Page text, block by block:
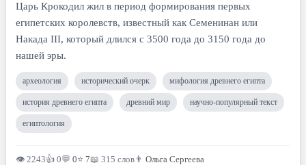
Царь Крокодил жил в период формирования первых
египетских королевств, известный как Семенинан или
Накада III, который длился с 3500 года до 3150 года до
нашей эры.
археология исторический очерк мифология древнего египта
история древнего египта древний мир научно-популярный текст
египтология
👁 2243👍 0💬 0⭐ 7📖 315 слов 👨 Ольга Сергеева